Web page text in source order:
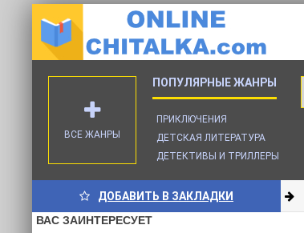
ПРИКЛЮЧЕНИЯ
ДЕТСКАЯ ЛИТЕРАТУРА
ДЕТЕКТИВЫ И ТРИЛЛЕРЫ
ВСЕ ЖАНРЫ
ДОБАВИТЬ В ЗАКЛАДКИ